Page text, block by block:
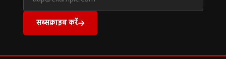
सब्सक्राइब करें